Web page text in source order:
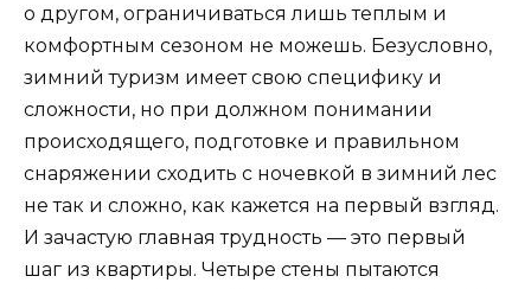
о другом, ограничиваться лишь теплым и
комфортным сезоном не можешь. Безусловно,
зимний туризм имеет свою специфику и
сложности, но при должном понимании
происходящего, подготовке и правильном
снаряжении сходить с ночевкой в зимний лес
не так и сложно, как кажется на первый взгляд.
И зачастую главная трудность — это первый
шаг из квартиры. Четыре стены пытаются